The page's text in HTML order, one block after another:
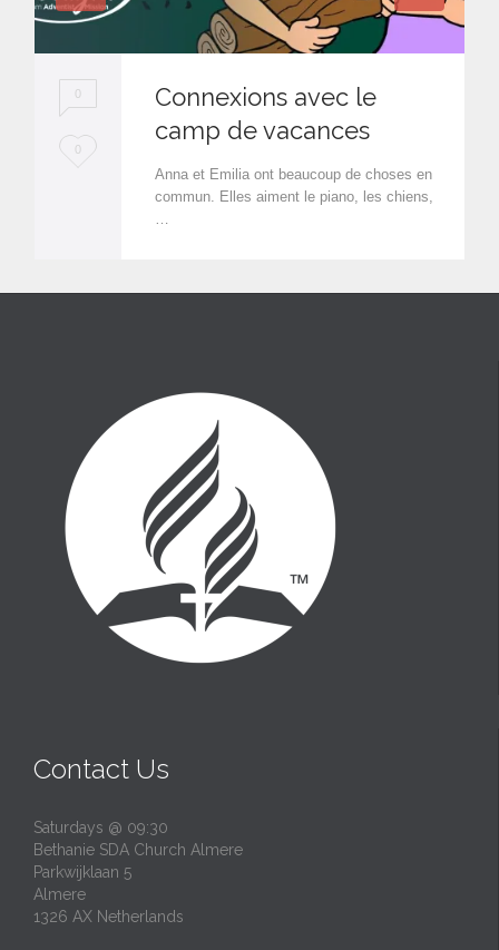
0
L
i
0
Connexions avec le
camp de vacances
Anna et Emilia ont beaucoup de choses en
commun. Elles aiment le piano, les chiens,
…
Contact Us
Saturdays @ 09:30
Bethanie SDA Church Almere
Parkwijklaan 5
Almere
1326 AX Netherlands